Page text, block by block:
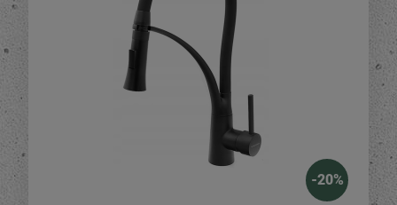
-20%